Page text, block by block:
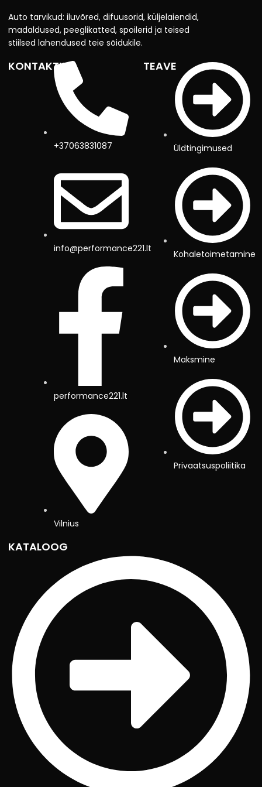
Auto tarvikud: iluvõred, difuusorid, küljelaiendid,
madaldused, peeglikatted, spoilerid ja teised
stiilsed lahendused teie sõidukile.
KONTAKTID
+37063831087
info@performance221.lt
performance221.lt
Vilnius
TEAVE
Üldtingimused
Kohaletoimetamine
Maksmine
Privaatsuspoliitika
KATALOOG